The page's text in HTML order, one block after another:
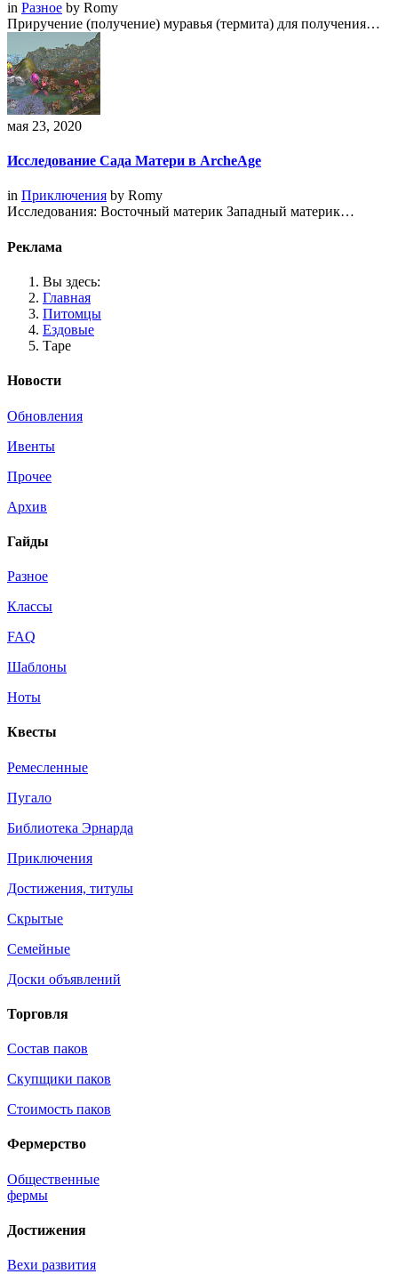
in Разное by Romy
Приручение (получение) муравья (термита) для получения…
мая 23, 2020
Исследование Сада Матери в ArcheAge
in Приключения by Romy
Исследования: Восточный материк Западный материк…
Реклама
Вы здесь:
Главная
Питомцы
Ездовые
Таре
Новости
Обновления
Ивенты
Прочее
Архив
Гайды
Разное
Классы
FAQ
Шаблоны
Ноты
Квесты
Ремесленные
Пугало
Библиотека Эрнарда
Приключения
Достижения, титулы
Скрытые
Семейные
Доски объявлений
Торговля
Состав паков
Скупщики паков
Стоимость паков
Фермерство
Общественные
фермы
Достижения
Вехи развития